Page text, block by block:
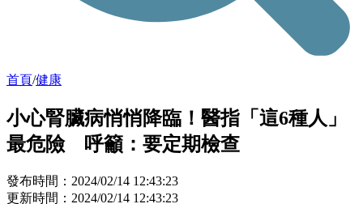
首頁/健康
小心腎臟病悄悄降臨！醫指「這6種人」
最危險 呼籲：要定期檢查
發布時間：2024/02/14 12:43:23
更新時間：2024/02/14 12:43:23